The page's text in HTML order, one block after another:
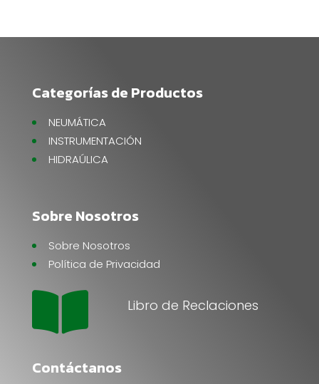
Categorías de Productos
NEUMÁTICA
INSTRUMENTACIÓN
HIDRAÚLICA
Sobre Nosotros
Sobre Nosotros
Política de Privacidad
 Libro de Reclaciones
Contáctanos